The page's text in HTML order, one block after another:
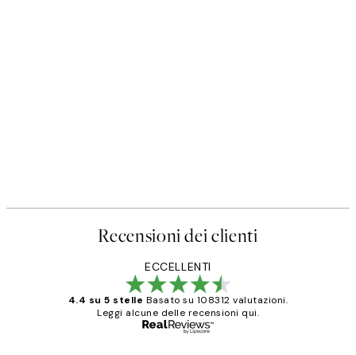
Recensioni dei clienti
ECCELLENTI
4.4 su 5 stelle Basato su 108312 valutazioni.
Leggi alcune delle recensioni qui.